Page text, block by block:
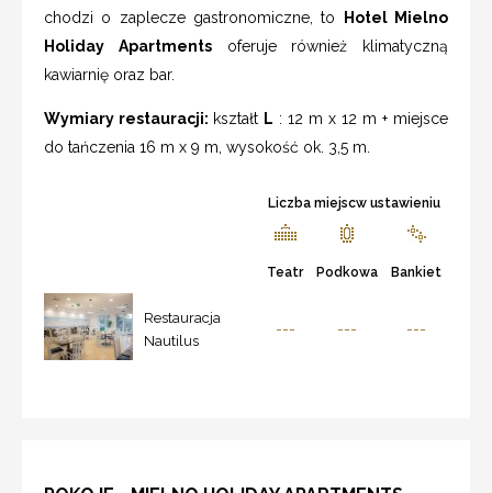
chodzi o zaplecze gastronomiczne, to
Hotel Mielno
Holiday Apartmentsoferuje również klimatyczną
kawiarnię oraz bar.
Wymiary restauracji: kształt L : 12 m x 12 m + miejsce
do tańczenia 16 m x 9 m, wysokość ok. 3,5 m.
Liczba miejscw ustawieniu
Teatr Podkowa Bankiet
Restauracja
Nautilus
--- --- ---